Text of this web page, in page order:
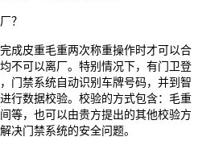
？
成皮重毛重两次称重操作时才可以合
不可以离厂。特别情况下，有门卫登
门禁系统自动识别车牌号码，并到智
行数据校验。校验的方式包含：毛重
等，也可以由贵方提出的其他校验方
决门禁系统的安全问题。